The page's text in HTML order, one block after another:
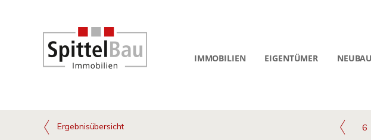
IMMOBILIEN EIGENTÜMER
Ergebnisübersicht 6